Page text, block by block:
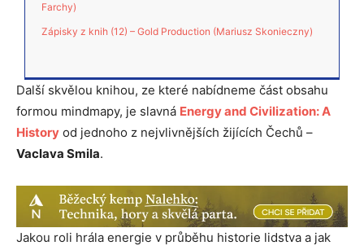
Farchy)
Zápisky z knih (12) – Gold Production (Mariusz Skonieczny)
Další skvělou knihou, ze které nabídneme část obsahu
formou mindmapy, je slavná Energy and Civilization: A
History od jednoho z nejvlivnějších žijících Čechů –
Vaclava Smila.
Jakou roli hrála energie v průběhu historie lidstva a jak